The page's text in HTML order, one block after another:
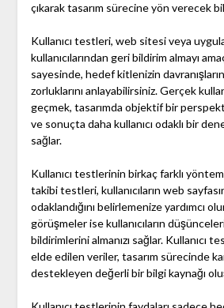
çıkarak tasarım sürecine yön verecek
Kullanıcı testleri, web sitesi veya
kullanıcılarından geri bildirim almayı
sayesinde, hedef kitlenizin
zorluklarını anlayabilirsiniz. Gerçek
geçmek, tasarımda objektif bir
ve sonuçta daha kullanıcı odaklı bir
sağlar.
Kullanıcı testlerinin birkaç farklı
takibi testleri, kullanıcıların web
odaklandığını belirlemenize yardımcı
görüşmeler ise kullanıcıların
bildirimlerini almanızı sağlar. Kullanıcı
elde edilen veriler, tasarım sürecinde
destekleyen değerli bir bilgi kaynağı